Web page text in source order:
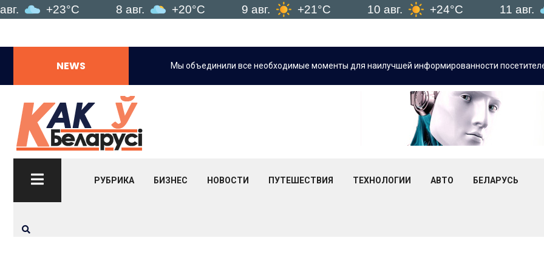
+23°C +20°C +21°C 10 авг. +24°C 11 авг.
NEWS
посетителей. Мы объединили все необходимые моменты для наилучшей информированности
РУБРИКА БИЗНЕС НОВОСТИ ПУТЕШЕСТВИЯ ТЕХНОЛОГИИ АВТО БЕЛАРУСЬ